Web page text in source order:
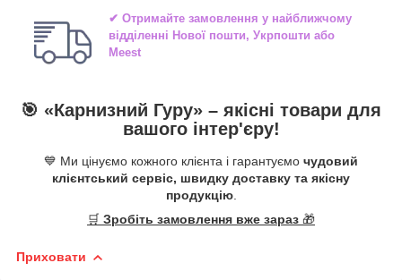
✔ Отримайте замовлення у найближчому
відділенні Нової пошти, Укрпошти або
Meest
🎯 «Карнизний Гуру» – якісні товари для
вашого інтер'єру!
💙 Ми цінуємо кожного клієнта і гарантуємо чудовий
клієнтський сервіс, швидку доставку та якісну
продукцію.
🛒 Зробіть замовлення вже зараз 🎁
Приховати